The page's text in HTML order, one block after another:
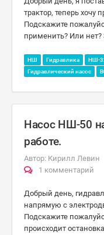
трактор, теперь
Подскажите
применить? Или нет?
НШ Гидравлика НШ-
Гидравлический насос
Насос НШ-50
работе.
Автор: Кирилл Левин
1 комментарий
Добрый день,
напрямую с
Подскажите
происходит